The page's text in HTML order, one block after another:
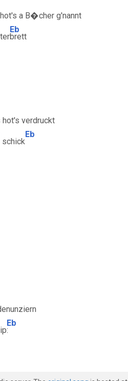
a B�cher g'nannt
Eb
brett
hot's verdruckt
schick
Eb
Eb
: